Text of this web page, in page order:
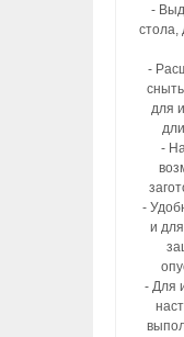
-
стола,
-
для
-
-
и
- Для